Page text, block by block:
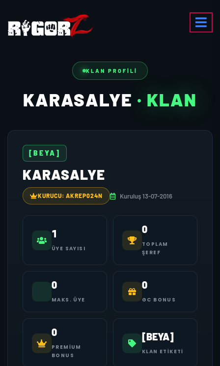
KLAN PROFILI
KARASALYE · KLAN
[BEYA]
KARASALYE
KURUCU: AKREP024N Kuruluş 13-07-2016
1
ÜYE SAYISI
0
TOPLAM
ŞEREF
0
MAKS. ÜYE
0
GC BONUS
0
PREMIUM
BONUS
[BEYA]
KLAN ETIKETI